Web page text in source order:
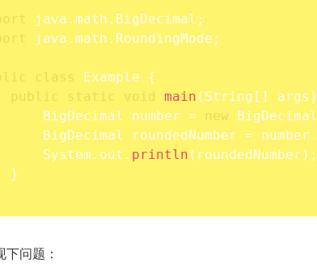
java . math . BigDecimal ;
java . math . RoundingMode ;
class Example
{
public
static void main ( String [ ] args )
BigDecimal number
= new BigDecimal
BigDecimal roundedNumber
= number .
System
. out . println ( roundedNumber ) ;
}
问题：